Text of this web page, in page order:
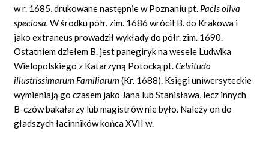
w r. 1685, drukowane następnie w Poznaniu pt. Pacisoliva
speciosa.W środku półr. zim. 1686 wrócił B. do Krakowa i
jako extraneus prowadził wykłady do półr. zim. 1690.
Ostatniem dziełem B. jest panegiryk na wesele Ludwika
Wielopolskiego z Katarzyną Potocką pt.Celsitudo
illustrissimarum Familiarum(Kr. 1688). Księgi uniwersyteckie
wymieniają go czasem jako Jana lub Stanisława, lecz innych
B-czów bakałarzy lub magistrów nie było. Należy on do
gładszych łacinników końca XVII w.